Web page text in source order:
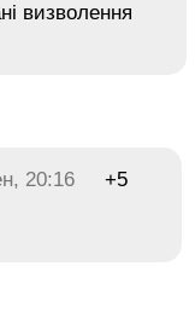
визволення
20:16 +5